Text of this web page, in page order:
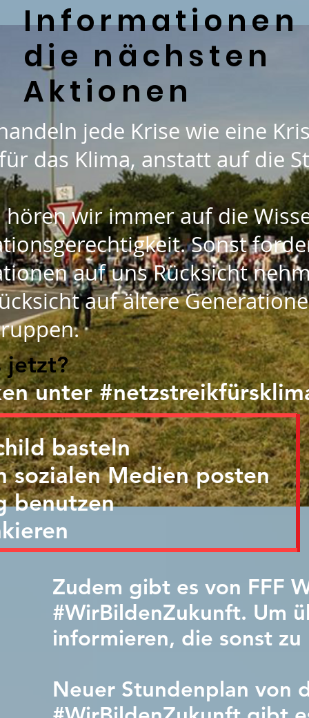
Informationen
die nächsten
Aktionen
jede Krise wie eine
das Klima, anstatt auf die
hören wir immer auf die
Sonst
auf uns Rücksicht
auf ältere
jetzt?
unter
basteln
sozialen Medien posten
benutzen
Zudem gibt es von FFF
#WirBildenZukunft. Um
informieren, die sonst zu
Neuer Stundenplan von